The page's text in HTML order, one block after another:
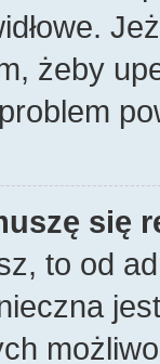
żeby
się
to od